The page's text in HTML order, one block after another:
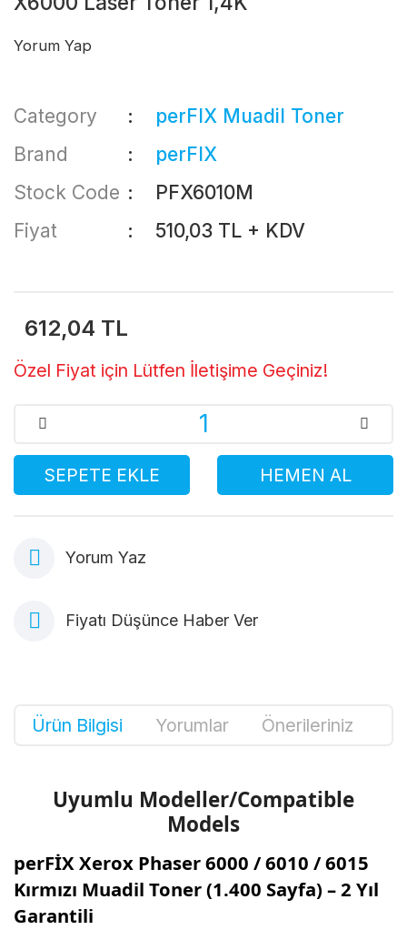
Yorum Yap
Category
perFIX Muadil Toner
Brand
perFIX
Stock Code
PFX6010M
Fiyat
510,03 TL + KDV
612,04 TL
Özel Fiyat için Lütfen İletişime Geçiniz!
SEPETE EKLE HEMEN AL
Yorum Yaz
Fiyatı Düşünce Haber Ver
Ürün Bilgisi Yorumlar Önerileriniz
Uyumlu Modeller/Compatible
Models
perFİX Xerox Phaser 6000 / 6010 / 6015
Kırmızı Muadil Toner (1.400 Sayfa) – 2 Yıl
Garantili